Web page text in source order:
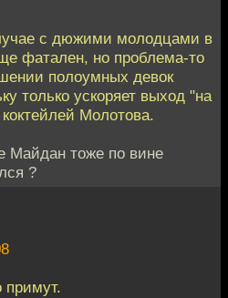
с дюжими молодцами в
фатален, но проблема-то
полоумных девок
только ускоряет выход "на
Молотова.
Майдан тоже по вине
?
примут.